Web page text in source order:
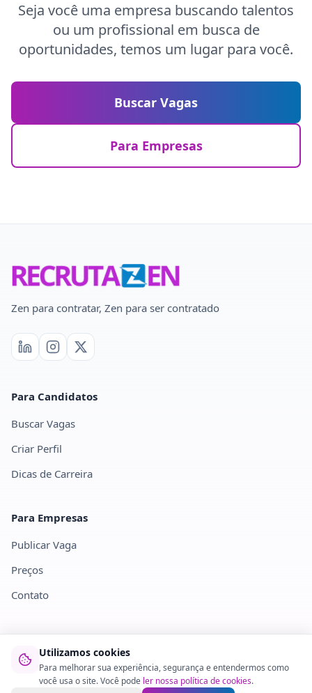
Seja você uma empresa buscando talentos
ou um profissional em busca de
oportunidades, temos um lugar para você.
Buscar Vagas
Para Empresas
Zen para contratar, Zen para ser contratado
Para Candidatos
Buscar Vagas
Criar Perfil
Dicas de Carreira
Para Empresas
Publicar Vaga
Preços
Contato
©2026Recrutazen. Todos os direitos reservados.
PrivacidadeTermosCookies
Utilizamos cookies
Para melhorar sua experiência, segurança e entendermos como
você usa o site. Você pode ler nossa política de cookies.